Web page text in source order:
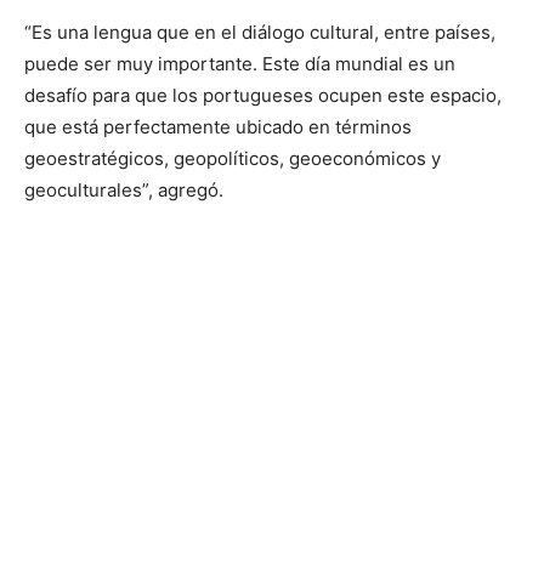
“Es una lengua que en el diálogo cultural, entre países,
puede ser muy importante. Este día mundial es un
desafío para que los portugueses ocupen este espacio,
que está perfectamente ubicado en términos
geoestratégicos, geopolíticos, geoeconómicos y
geoculturales”, agregó.